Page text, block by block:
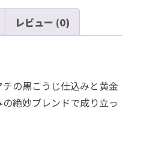
レビュー (0)
の黒こうじ仕込みと黄金
絶妙ブレンドで成り立っ